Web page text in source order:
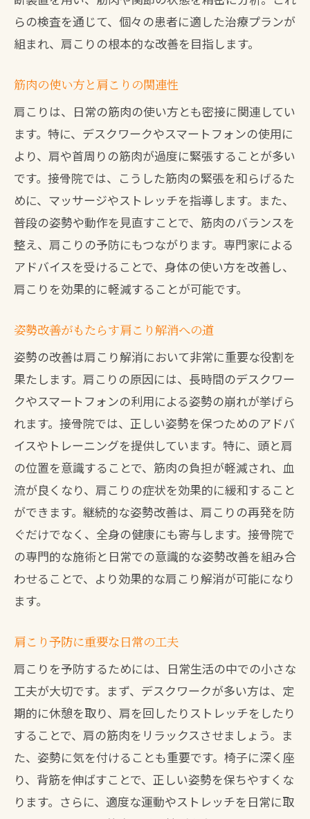
治療効果を高めるための連携施策
患者の健康維持を支えるサポート体制
肩こり改善に向けた治療実績の紹介
接骨院が地域社会に与える健康促進の影
接骨院での肩こり治療がもたらす生活の質向
上
健康的な生活を支える接骨院の役割
肩こり解消による生活の変化
施術を受けた患者の生活満足度向上
仕事や趣味における生産性の向上
身体的ストレスの軽減とその影響
地域における健康増進の貢献
内容
筋肉の緊張をほぐす施術とは
最新の施術技術の紹介とその効果
実践される姿勢矯正の手法
個別ニーズに応じた施術プラン
痛みを和らげるための具体的な手技
施術の流れとその特色
らの検査を通じて、個々の患者に適した治療プランが
組まれ、肩こりの根本的な改善を目指します。
筋肉の使い方と肩こりの関連性
肩こりは、日常の筋肉の使い方とも密接に関連してい
ます。特に、デスクワークやスマートフォンの使用に
より、肩や首周りの筋肉が過度に緊張することが多い
です。接骨院では、こうした筋肉の緊張を和らげるた
めに、マッサージやストレッチを指導します。また、
普段の姿勢や動作を見直すことで、筋肉のバランスを
整え、肩こりの予防にもつながります。専門家による
アドバイスを受けることで、身体の使い方を改善し、
肩こりを効果的に軽減することが可能です。
姿勢改善がもたらす肩こり解消への道
姿勢の改善は肩こり解消において非常に重要な役割を
果たします。肩こりの原因には、長時間のデスクワー
クやスマートフォンの利用による姿勢の崩れが挙げら
れます。接骨院では、正しい姿勢を保つためのアドバ
イスやトレーニングを提供しています。特に、頭と肩
の位置を意識することで、筋肉の負担が軽減され、血
流が良くなり、肩こりの症状を効果的に緩和すること
ができます。継続的な姿勢改善は、肩こりの再発を防
ぐだけでなく、全身の健康にも寄与します。接骨院で
の専門的な施術と日常での意識的な姿勢改善を組み合
わせることで、より効果的な肩こり解消が可能になり
ます。
肩こり予防に重要な日常の工夫
肩こりを予防するためには、日常生活の中での小さな
工夫が大切です。まず、デスクワークが多い方は、定
期的に休憩を取り、肩を回したりストレッチをしたり
することで、肩の筋肉をリラックスさせましょう。ま
た、姿勢に気を付けることも重要です。椅子に深く座
り、背筋を伸ばすことで、正しい姿勢を保ちやすくな
ります。さらに、適度な運動やストレッチを日常に取